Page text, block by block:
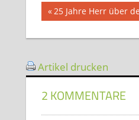
Vorheriger
Beitrag:
25 Jahre Herr über
Artikel drucken
2 KOMMENTARE